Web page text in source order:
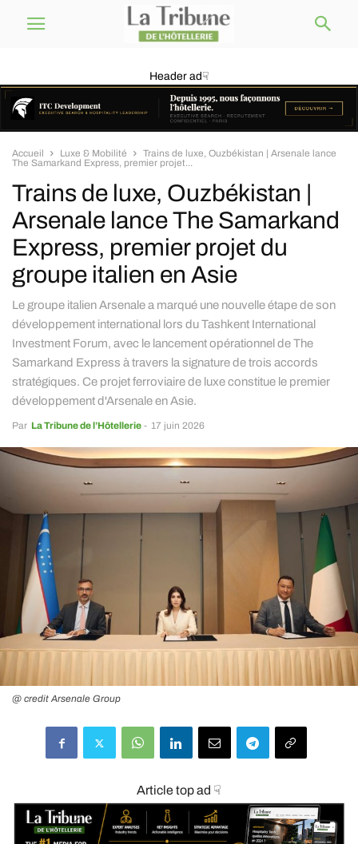
Header ad☟
Accueil Luxe & Mobilité
Trains de luxe, Ouzbékistan | Arsenale lance
The Samarkand Express, premier projet...
Trains de luxe, Ouzbékistan |
Arsenale lance The Samarkand
Express, premier projet du
groupe italien en Asie
Le groupe italien Arsenale a marqué une nouvelle étape de son
développement international lors du Tashkent International
Investment Forum, avec le lancement opérationnel de The
Samarkand Express à travers la signature de trois accords
stratégiques. Ce projet ferroviaire de luxe constitue le premier
développement d'Arsenale en Asie.
Par La Tribune de l’Hôtellerie - 17 juin 2026
@ credit Arsenale Group
Article top ad ☟